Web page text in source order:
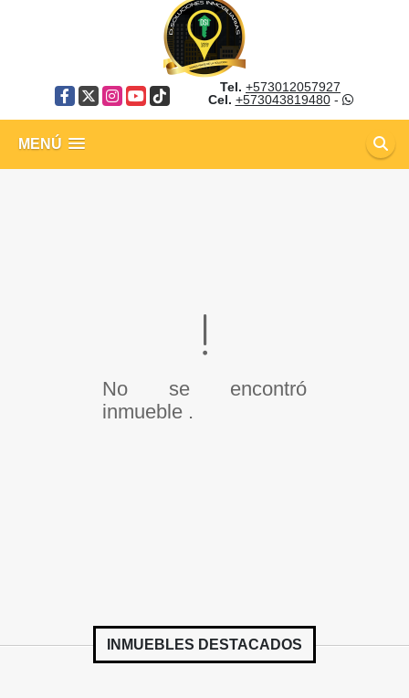
Facebook
X Instagram
YouTube
TikTok
Tel. +573012057927
Cel. +573043819480-
MENÚ
No se encontró
inmueble .
INMUEBLES DESTACADOS